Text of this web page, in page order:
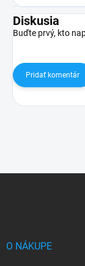
Diskusia
Buďte prvý, kto
Pridať komentár
O NÁKUPE